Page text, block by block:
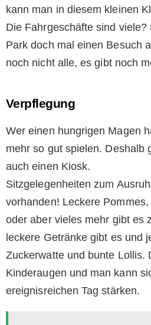
kann man in diesem kleinen
Die Fahrgeschäfte sind viele?
Park doch mal einen Besuch
noch nicht alle, es gibt noch
Verpflegung
Wer einen hungrigen Magen
mehr so gut spielen. Deshalb
auch einen Kiosk.
Sitzgelegenheiten zum
vorhanden! Leckere
oder aber vieles mehr gibt es
leckere Getränke gibt es und
Zuckerwatte und bunte Lollis.
Kinderaugen und man kann
ereignisreichen Tag stärken.